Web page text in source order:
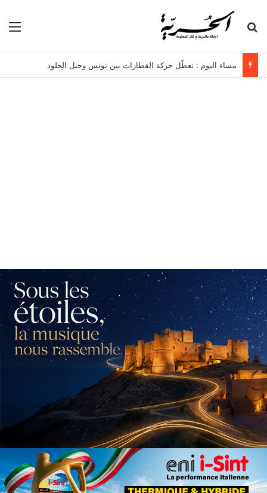
بحث عن
مساء اليوم : تعطّل حركة القطارات بين تونس وجبل الجلود